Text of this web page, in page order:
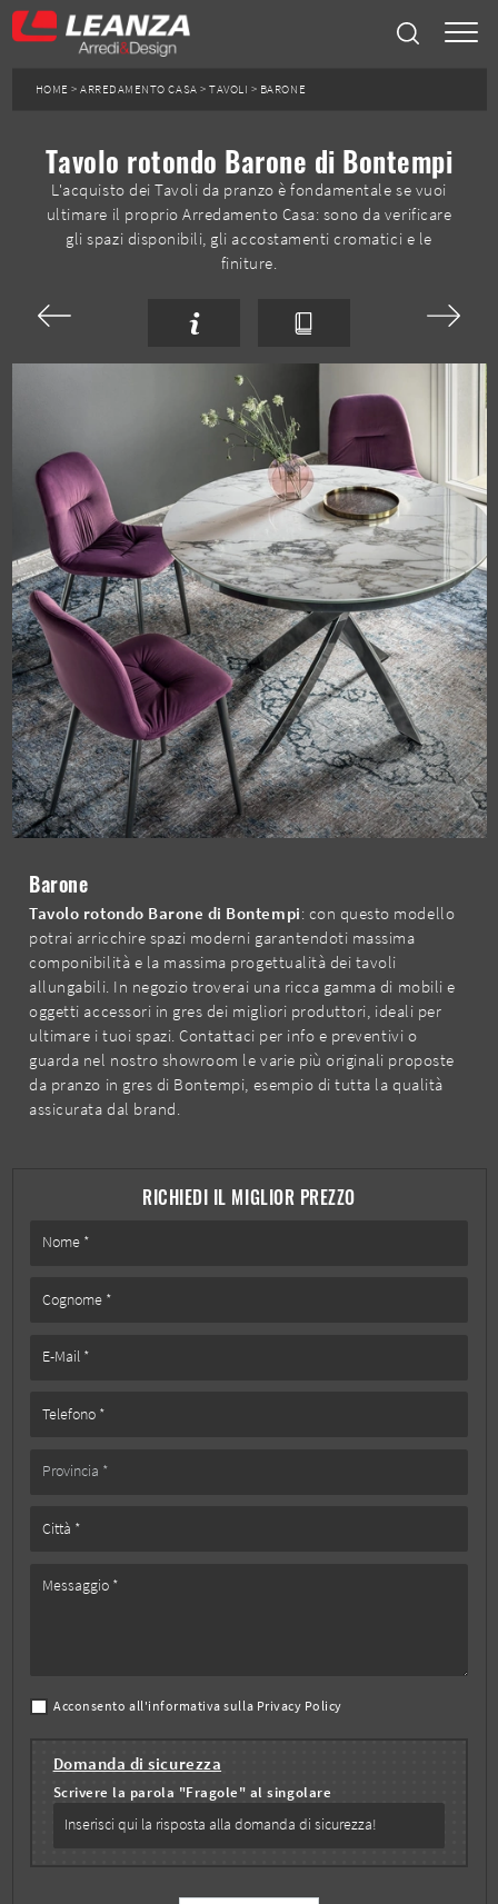
HOME >ARREDAMENTO CASA >TAVOLI > BARONE
Tavolo rotondo Barone di Bontempi
L'acquisto dei Tavoli da pranzo è fondamentale se vuoi
ultimare il proprio Arredamento Casa: sono da verificare
gli spazi disponibili, gli accostamenti cromatici e le
finiture.
RICHIEDI IL MIGLIOR PREZZO
Acconsento all'informativa sulla Privacy Policy
Domanda di sicurezza
Scrivere la parola "Fragole" al singolare
Barone
Tavolo rotondo Barone di Bontempi: con questo modello
potrai arricchire spazi moderni garantendoti massima
componibilità e la massima progettualità dei tavoli
allungabili. In negozio troverai una ricca gamma di mobili e
oggetti accessori in gres dei migliori produttori, ideali per
ultimare i tuoi spazi. Contattaci per info e preventivi o
guarda nel nostro showroom le varie più originali proposte
da pranzo in gres di Bontempi, esempio di tutta la qualità
assicurata dal brand.